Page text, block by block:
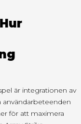
är integrationen av
användarbeteenden
för att maximera